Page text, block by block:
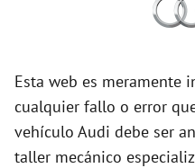
Esta web es meramente
cualquier fallo o error
vehículo Audi debe ser
taller mecánico